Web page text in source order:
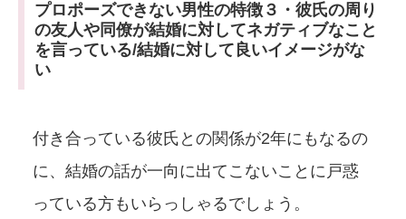
プロポーズできない男性の特徴３・彼氏の周り
の友人や同僚が結婚に対してネガティブなこと
を言っている/結婚に対して良いイメージがな
い
付き合っている彼氏との関係が2年にもなるの
に、結婚の話が一向に出てこないことに戸惑
っている方もいらっしゃるでしょう。